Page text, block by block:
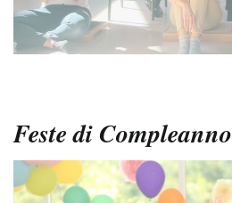
Feste di Compleanno